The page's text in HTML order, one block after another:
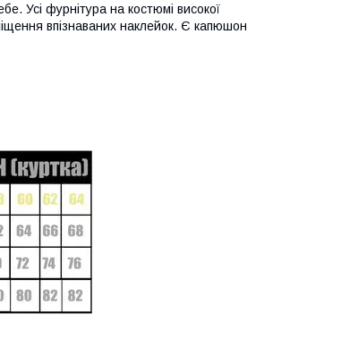
Усі фурнітура на костюмі високої
впізнаваних наклейок. Є капюшон